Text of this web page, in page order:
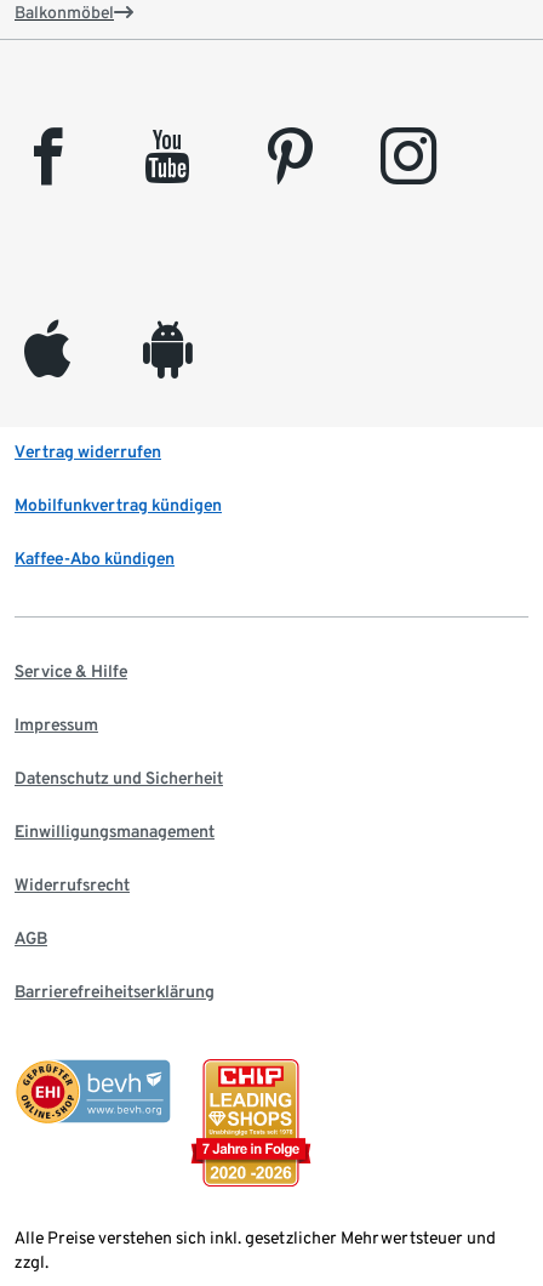
Balkonmöbel
facebook youtube pinterest instagram
appleinc android
Vertrag widerrufen
Mobilfunkvertrag kündigen
Kaffee-Abo kündigen
Service & Hilfe
Impressum
Datenschutz und Sicherheit
Einwilligungsmanagement
Widerrufsrecht
AGB
Barrierefreiheitserklärung
Alle Preise verstehen sich inkl. gesetzlicher Mehrwertsteuer und
zzgl.